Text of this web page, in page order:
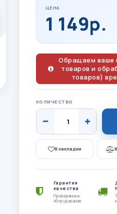
ЦЕНА
1 149р.
Обращаем ваше
товаров и
товаров)
КОЛИЧЕСТВО
В закладки
Гарантия
качества
Проверенное
оборудование